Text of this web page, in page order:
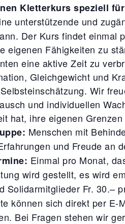
Kletterkurs speziell
unterstützende und
Der Kurs findet einmal
eigenen Fähigkeiten zu
eine aktive Zeit zu
Gleichgewicht und
Wir
und individuellen
hat, ihre eigenen
Menschen mit
und Freude an
Einmal pro Monat,
wird gestellt, es wird
Solidarmitglieder Fr. 30.–
können sich direkt per E-
Bei Fragen stehen wir